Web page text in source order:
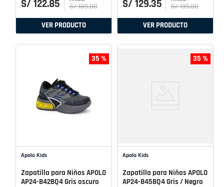
S/ 122.85 S/ 189.00
VER PRODUCTO
S/ 129.35 S/ 199.00
VER PRODUCTO
35 %
Apolo Kids
Zapatilla para Niños APOLO
AP24-B42BQ4 Gris oscuro
35 %
Apolo Kids
Zapatilla para Niños APOLO
AP24-B45BQ4 Gris / Negro